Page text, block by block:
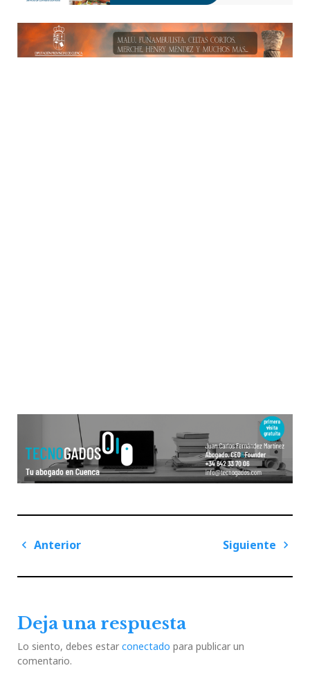
Navegación
entradas
Anterior
Siguiente
Deja una respuesta
Lo siento, debes estar conectado para publicar un
comentario.